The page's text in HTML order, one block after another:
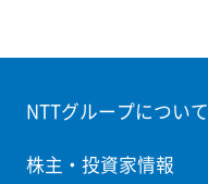
NTTグループについて
株主・投資家情報